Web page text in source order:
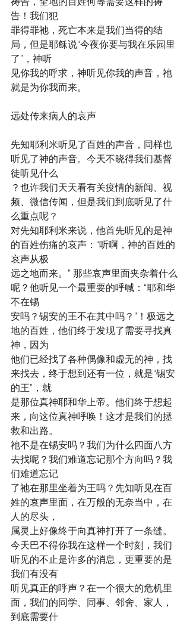
告！我们犯
罪得罪祂，死亡本来是我们当得的结
局，但是耶稣说“今夜你要与我在乐园里
了”，神听
见你我的呼求，神听见你我的声音，祂
就是为你我而来。
远处传来病人的哀声
先知耶利米听见了百姓的声音，同样也
听见了神的声音。今天不晓得我们基督
徒听见什么
？也许我们天天看有关疫情的新闻、视
频、微信传闻，但是我们到底听见了什
么重点呢？
对先知耶利米来说，他首先听见的是神
的百姓伤痛的哀声：“听啊，神的百姓的
哀声从极
远之地而来。” 那些哀声里面夹杂着什么
呢？他听见一个最重要的呼喊：“耶和华
不在锡
安吗？锡安的王不在其中吗？”！极远之
地的百姓，他们终于发现了需要寻找真
神，因为
他们已经找了各种偶像和虚无的神，找
来找去，终于想到还有一位，就是“锡安
的王”，就
是那位真神耶和华上帝。他们终于想起
来，向这位真神呼唤！这才是我们的拯
救和出路。
祂不是在锡安吗？我们为什么四面八方
去找呢？我们难道忘记那个方向吗？我
们难道忘记
了祂在那里坐着为王吗？先知听见在百
姓的哀声里面，在万般的无奈当中，在
人的尽头，
属灵上好像终于向真神打开了一条缝。
今天巴不得你我在这样一个时刻，我们
听见的不止是许多的消息，更重要的是
我们有没有
听见真正的呼声？在一个很大的危机里
面，我们的同学、同事、邻舍、家人，
到底需要什